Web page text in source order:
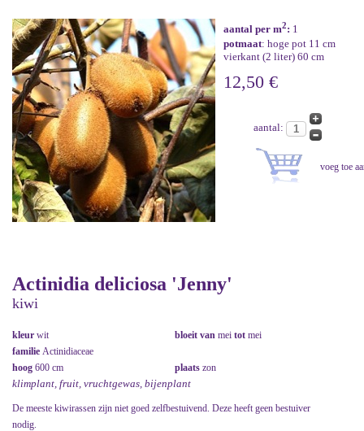
aantal per m2: 1
potmaat: hoge pot 11 cm
vierkant (2 liter) 60 cm
12,50 €
aantal:
Actinidia deliciosa 'Jenny'
kiwi
kleur wit bloeit van mei tot mei
familie Actinidiaceae
hoog 600 cm plaats zon
klimplant, fruit, vruchtgewas, bijenplant
De meeste kiwirassen zijn niet goed zelfbestuivend. Deze heeft geen bestuiver
nodig.